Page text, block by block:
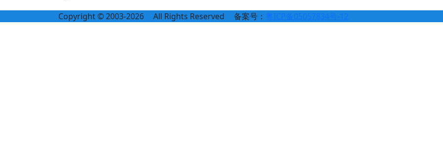
Copyright © 2003-2026 All Rights Reserved 备案号： 粤ICP备05057834号-12